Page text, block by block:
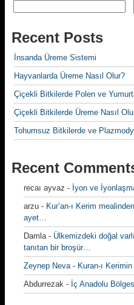
Recent Posts
İnsanda Üreme Sistemi
Hayvanlarda Üreme Nasıl Olur?
Çiçekli Bitkilerde Polen ve
Çiçekli Bitkilerde Üreme Nasıl
Tohumsuz Bitkilerde ve
Recent
recaı ayvaz - İyon ve
arzu - Kur’an-ı Kerim
ayet…
Damla- Ülkemizdeki doğal
tanıtan bir broşür…
Zeynep Neva- Kuran-ı
Abdurrezak - İç Anadolu